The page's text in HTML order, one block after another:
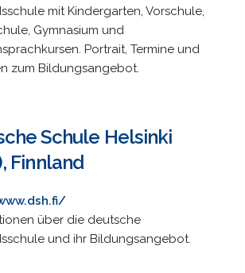
mit Kindergarten, Vorschule,
Gymnasium und
Portrait, Termine und
zum Bildungsangebot.
Schule Helsinki
Finnland
über die deutsche
und ihr Bildungsangebot.